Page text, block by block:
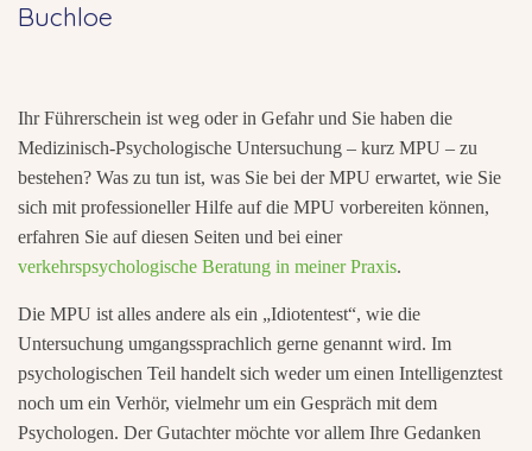
Buchloe
Ihr Führerschein ist weg oder in Gefahr und Sie haben die
Medizinisch-Psychologische Untersuchung – kurz MPU – zu
bestehen? Was zu tun ist, was Sie bei der MPU erwartet, wie Sie
sich mit professioneller Hilfe auf die MPU vorbereiten können,
erfahren Sie auf diesen Seiten und bei einer
verkehrspsychologische Beratung in meiner Praxis.
Die MPU ist alles andere als ein „Idiotentest“, wie die
Untersuchung umgangssprachlich gerne genannt wird. Im
psychologischen Teil handelt sich weder um einen Intelligenztest
noch um ein Verhör, vielmehr um ein Gespräch mit dem
Psychologen. Der Gutachter möchte vor allem Ihre Gedanken